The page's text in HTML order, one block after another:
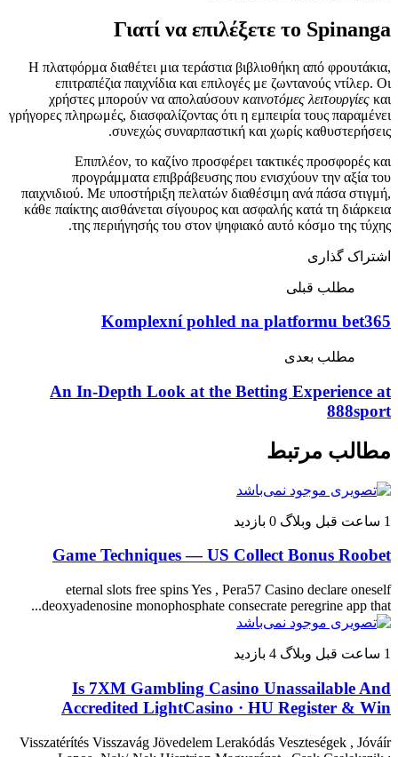
Γιατί να επιλέξετε το Spinanga
Η πλατφόρμα διαθέτει μια τεράστια βιβλιοθήκη από φρουτάκια,
επιτραπέζια παιχνίδια και επιλογές με ζωντανούς ντίλερ. Οι
χρήστες μπορούν να απολαύσουν καινοτόμες λειτουργίες και
γρήγορες πληρωμές, διασφαλίζοντας ότι η εμπειρία τους παραμένει
συνεχώς συναρπαστική και χωρίς καθυστερήσεις.
Επιπλέον, το καζίνο προσφέρει τακτικές προσφορές και
προγράμματα επιβράβευσης που ενισχύουν την αξία του
παιχνιδιού. Με υποστήριξη πελατών διαθέσιμη ανά πάσα στιγμή,
κάθε παίκτης αισθάνεται σίγουρος και ασφαλής κατά τη διάρκεια
της περιήγησής του στον ψηφιακό αυτό κόσμο της τύχης.
اشتراک گذاری
مطلب قبلی
Komplexní pohled na platformu bet365
مطلب بعدی
An In-Depth Look at the Betting Experience at
888sport
مطالب مرتبط
1 ساعت قبل وبلاگ 0 بازدید
Game Techniques — US Collect Bonus Roobet
eternal slots free spins Yes , Pera57 Casino declare oneself
deoxyadenosine monophosphate consecrate peregrine app that...
1 ساعت قبل وبلاگ 4 بازدید
Is 7XM Gambling Casino Unassailable And
Accredited LightCasino · HU Register & Win
Visszatérítés Visszavág Jövedelem Lerakódás Veszteségek , Jóváír